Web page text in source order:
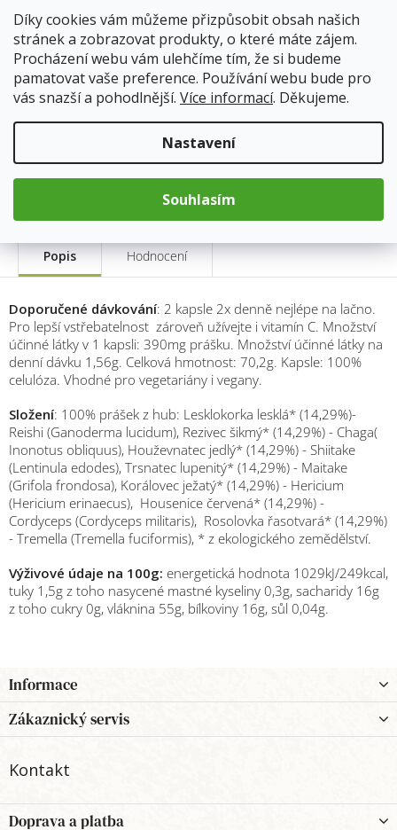
Díky cookies vám můžeme přizpůsobit obsah našich
stránek a zobrazovat produkty, o které máte zájem.
Procházení webu vám ulehčíme tím, že si budeme
pamatovat vaše preference. Používání webu bude pro
vás snazší a pohodlnější. Více informací. Děkujeme.
Nastavení
Souhlasím
Skladem 13.8.2026
Doprava od 59Kč
399 Kč
Měrná
cena:
Přidat do košíku
Popis Hodnocení
Doporučené dávkování: 2 kapsle 2x denně nejlépe na lačno.
Pro lepší vstřebatelnost zároveň užívejte i vitamín C. Množství
účinné látky v 1 kapsli: 390mg prášku. Množství účinné látky na
denní dávku 1,56g. Celková hmotnost: 70,2g. Kapsle: 100%
celulóza. Vhodné pro vegetariány i vegany.
Složení: 100% prášek z hub: Lesklokorka lesklá* (14,29%)-
Reishi (Ganoderma lucidum), Rezivec šikmý* (14,29%) - Chaga(
Inonotus obliquus), Houževnatec jedlý* (14,29%) - Shiitake
(Lentinula edodes), Trsnatec lupenitý* (14,29%) - Maitake
(Grifola frondosa), Korálovec ježatý* (14,29%) - Hericium
(Hericium erinaecus), Housenice červená* (14,29%) -
Cordyceps (Cordyceps militaris), Rosolovka řasotvará* (14,29%)
- Tremella (Tremella fuciformis), * z ekologického zemědělství.
Výživové údaje na 100g: energetická hodnota 1029kJ/249kcal,
tuky 1,5g z toho nasycené mastné kyseliny 0,3g, sacharidy 16g
z toho cukry 0g, vláknina 55g, bílkoviny 16g, sůl 0,04g.
á
p
a
Informace
Zákaznický servis
Kontakt
Doprava a platba